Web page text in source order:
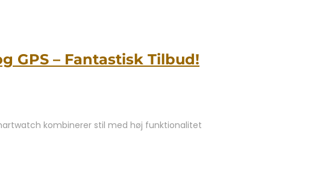
GPS – Fantastisk Tilbud!
kombinerer stil med høj funktionalitet